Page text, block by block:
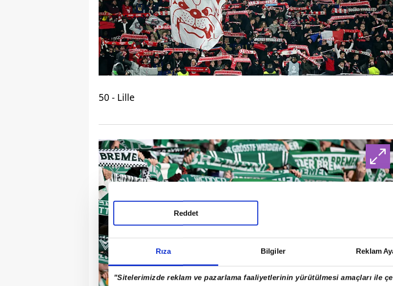
Rıza Bilgiler Reklam
"Sitelerimizde reklam ve pazarlama faaliyetlerinin yürütülmesi amaçları ile
Reddet
50 - Lille